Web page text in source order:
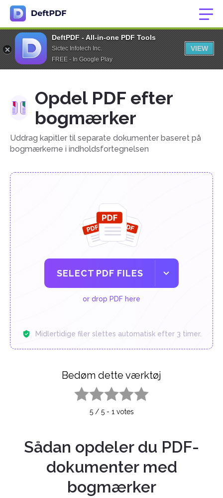
DeftPDF - All-in-one PDF Tools
Sictec Infotech Inc.
FREE - In Google Play
VIEW
Opdel PDF efter
bogmærker
Uddrag kapitler til separate dokumenter baseret på
bogmærkerne i indholdsfortegnelsen
SELECT PDF FILES
or drop PDF here
Midlertidige filer slettes automatisk efter 3 timer.
Bedøm dette værktøj
5/ 5- 1 votes
Sådan opdeler du PDF-
dokumenter med
bogmærker